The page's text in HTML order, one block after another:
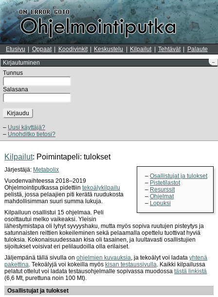
Etusivu Oppaat Koodivinkit Keskustelu Kilpailut Tehtävät Palaute
–
Kirjautuminen
Tunnus
Salasana
Kirjaudu
Uusi käyttäjä?
Unohditko tietosi?
Kilpailut: Poimintapeli: tulokset
Osallistujat ja tulokset
Pistetilastot
Resurssit
Ohjelmat
Lopuksi
Järjestäjä: Metabolix
Vuodenvaihteessa 2018–2019
Ohjelmointiputkassa pidettiin tekoälykilpailu
pelistä, jossa pelaajien piti kerätä ruudukosta
mahdollisimman suuri summa lukuja.
Kilpailuun osallistui 15 ohjelmaa. Peli
osoittautui melko vaikeaksi. Yleisin
lähestymistapa oli lyhyt syvyyshaku, mutta myös sopiva ruutujen pisteytys ja
satunnaisten reittien kokeileminen sekä pelaamalla opettelu tuottivat hyviä
tuloksia. Kokonaisuudessaan kisa oli tasainen, ja luultavasti osallistujien
sijoitukset voisivat eri pelilaudoilla olla erilaiset.
Jäljempänä tällä sivulla on ohjelmien kuvauksia, ja tekoälyt voi ladata yhtenä
pakettina. Tekoälyjä voi kokeilla myös kisan testaussivulla. Kaikki kilpailussa
pelatut ottelut voi ladata testausohjelmalle sopivassa muodossa tästä linkistä
(6,6 Mt, purettuna noin 100 Mt).
Osallistujat ja tulokset